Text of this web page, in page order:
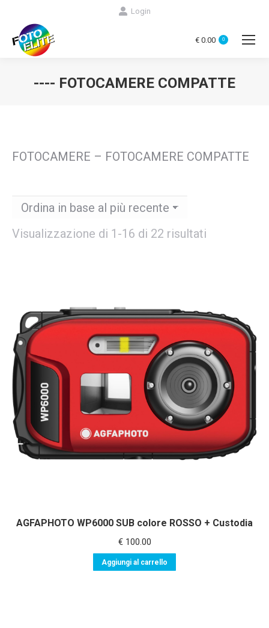
Login
€ 0.00 0
---- FOTOCAMERE COMPATTE
FOTOCAMERE – FOTOCAMERE COMPATTE
Visualizzazione di 1-16 di 22 risultati
recente
AGFAPHOTO WP6000 SUB colore ROSSO + Custodia
€100.00
Aggiungi al carrello